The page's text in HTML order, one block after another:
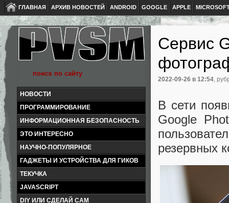
ГЛАВНАЯ АРХИВ НОВОСТЕЙ ANDROID GOOGLE APPLE
НОВОСТИ
ПРОГРАММИРОВАНИЕ
ИНФОРМАЦИОННАЯ БЕЗОПАСНОСТЬ
ЭТО ИНТЕРЕСНО
НАУЧНО-ПОПУЛЯРНОЕ
ГАДЖЕТЫ И УСТРОЙСТВА ДЛЯ ГИКОВ
ТЕКУЧКА
JAVASCRIPT
DIY ИЛИ СДЕЛАЙ САМ
Сервис
2022-09-26 в 12:54,
В сети
Google
резервных